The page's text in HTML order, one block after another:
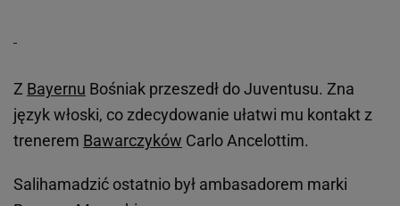
Z Bayernu Bośniak przeszedł do Juventusu. Zna
język włoski, co zdecydowanie ułatwi mu kontakt z
trenerem Bawarczyków Carlo Ancelottim.
Salihamadzić ostatnio był ambasadorem marki